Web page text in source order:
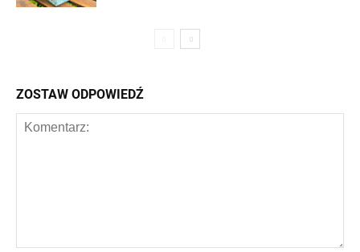
ZOSTAW ODPOWIEDŹ